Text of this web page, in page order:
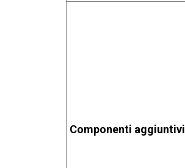
Componenti aggiuntivi